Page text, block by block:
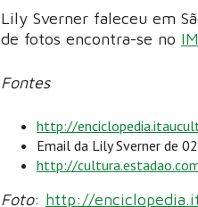
Lily Sverner faleceu em
de fotos encontra-se no
Fontes
http://
Email da Lily Sverner de
http://
Foto: http://